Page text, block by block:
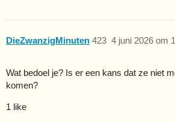
DieZwanzigMinuten 4 juni 2026 om
423
Wat bedoel je? Is er een kans dat ze niet
komen?
1 like